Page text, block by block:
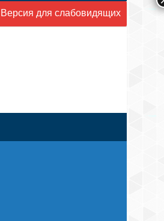
Версия для слабовидящих